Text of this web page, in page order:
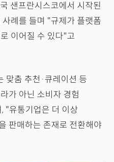
샌프란시스코에서 시작된
례를 들며 "규제가 플랫폼
이어질 수 있다"고
맞춤 추천·큐레이션 등
가 아닌 소비자 경험
"유통기업은 더 이상
판매하는 존재로 전환해야